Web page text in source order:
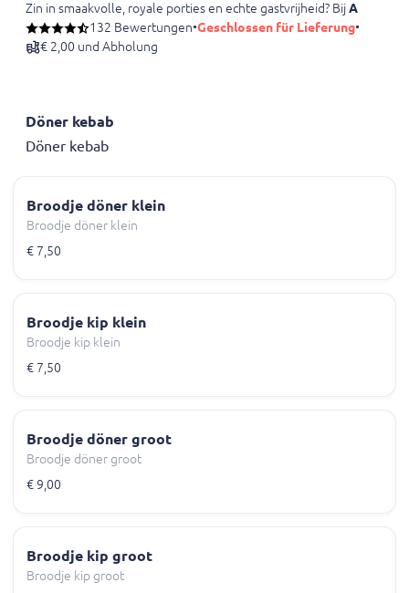
Zin in smaakvolle, royale porties en echte gastvrijheid? BijAli
132 Bewertungen•Geschlossen für Lieferung•
€ 2,00 und Abholung
Döner kebab
Döner kebab
Broodje döner klein
Broodje döner klein
€ 7,50
Broodje kip klein
Broodje kip klein
€ 7,50
Broodje döner groot
Broodje döner groot
€ 9,00
Broodje kip groot
Broodje kip groot